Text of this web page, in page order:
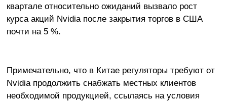
квартале относительно ожиданий вызвало рост
курса акций Nvidia после закрытия торгов в США
почти на 5 %.
Примечательно, что в Китае регуляторы требуют от
Nvidia продолжить снабжать местных клиентов
необходимой продукцией, ссылаясь на условия